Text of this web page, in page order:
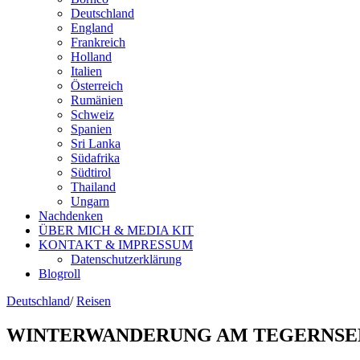
Deutschland
England
Frankreich
Holland
Italien
Österreich
Rumänien
Schweiz
Spanien
Sri Lanka
Südafrika
Südtirol
Thailand
Ungarn
Nachdenken
ÜBER MICH & MEDIA KIT
KONTAKT & IMPRESSUM
Datenschutzerklärung
Blogroll
Deutschland/ Reisen
WINTERWANDERUNG AM